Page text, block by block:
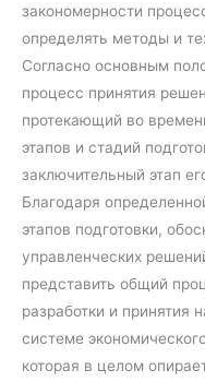
закономерности
определять методы и
Согласно основным
процесс принятия
протекающий во
этапов и стадий
заключительный этап
Благодаря
этапов подготовки,
управленческих
представить общий
разработки и принятия
системе
которая в целом